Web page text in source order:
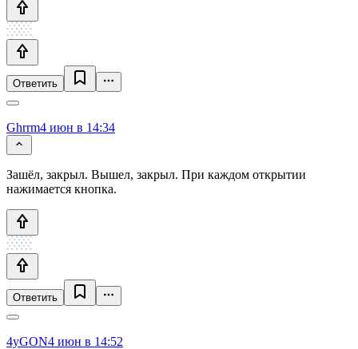
Ответить
Ghrrm4 июн в 14:34
Зашёл, закрыл. Вышел, закрыл. При каждом открытии
нажимается кнопка.
Ответить
4yGON4 июн в 14:52